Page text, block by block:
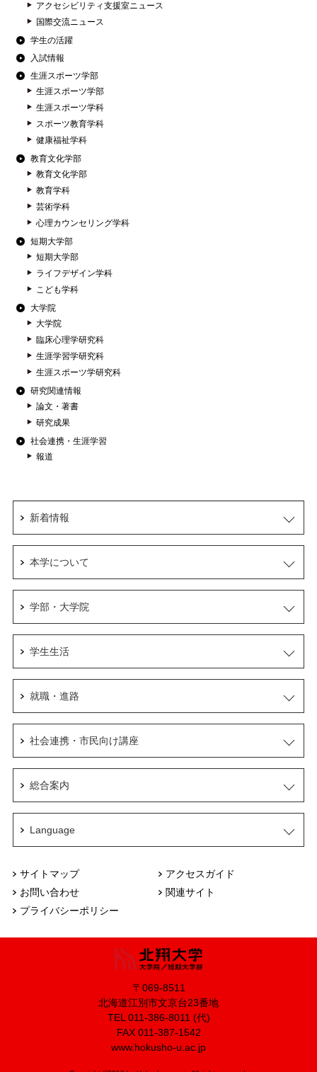
アクセシビリティ支援室ニュース
国際交流ニュース
学生の活躍
入試情報
生涯スポーツ学部
生涯スポーツ学部
生涯スポーツ学科
スポーツ教育学科
健康福祉学科
教育文化学部
教育文化学部
教育学科
芸術学科
心理カウンセリング学科
短期大学部
短期大学部
ライフデザイン学科
こども学科
大学院
大学院
臨床心理学研究科
生涯学習学研究科
生涯スポーツ学研究科
研究関連情報
論文・著書
研究成果
社会連携・生涯学習
報道
サイトマップ
アクセスガイド
お問い合わせ
関連サイト
プライバシーポリシー
新着情報
本学について
学部・大学院
学生生活
就職・進路
社会連携・市民向け講座
総合案内
Language
〒069-8511
北海道江別市文京台23番地
TEL 011-386-8011 (代)
FAX 011-387-1542
www.hokusho-u.ac.jp